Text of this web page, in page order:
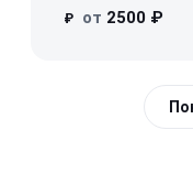
₽ от 2500 ₽